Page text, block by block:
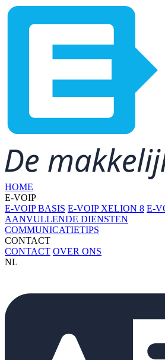
HOME
E-VOIP
E-VOIP BASIS E-VOIP XELION 8 E-
AANVULLENDE DIENSTEN
COMMUNICATIETIPS
CONTACT
CONTACT OVER ONS
NL